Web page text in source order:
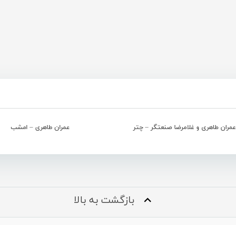
عمران طاهری و غلامرضا صنعتگر – چتر عمران طاهری – امشب
بازگشت به بالا